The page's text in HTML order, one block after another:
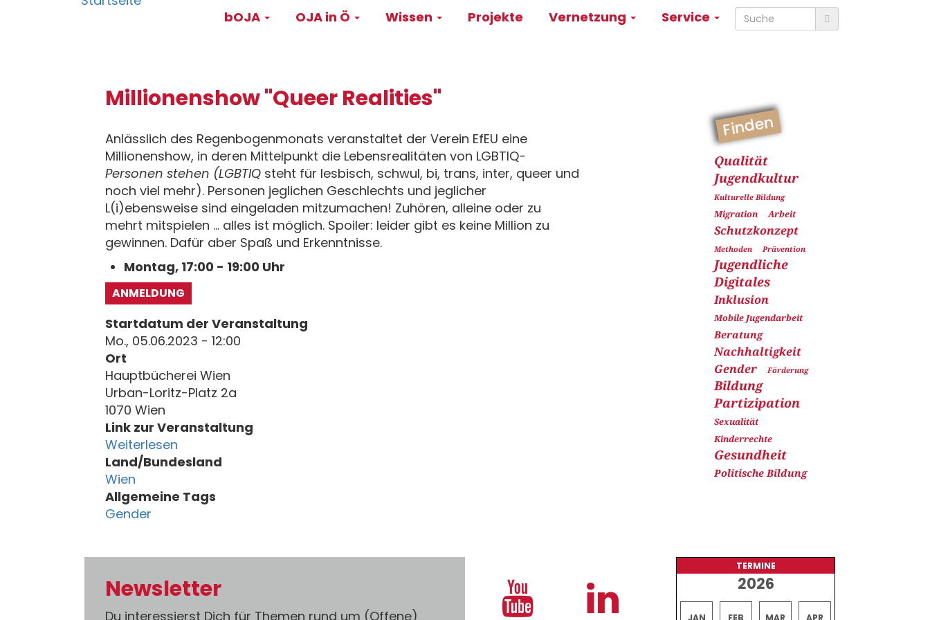
Main
bOJA OJA in Ö Wissen Projekte Vernetzung Service
Millionenshow "Queer Realities"
Anlässlich des Regenbogenmonats veranstaltet der Verein EfEU eine
Millionenshow, in deren Mittelpunkt die Lebensrealitäten von LGBTIQ-
Personen stehen (LGBTIQ steht für lesbisch, schwul, bi, trans, inter, queer und
noch viel mehr). Personen jeglichen Geschlechts und jeglicher
L(i)ebensweise sind eingeladen mitzumachen! Zuhören, alleine oder zu
mehrt mitspielen ... alles ist möglich. Spoiler: leider gibt es keine Million zu
gewinnen. Dafür aber Spaß und Erkenntnisse.
Montag, 17:00 - 19:00 Uhr
ANMELDUNG
Startdatum der Veranstaltung
Mo., 05.06.2023 - 12:00
Ort
Hauptbücherei Wien
Urban-Loritz-Platz 2a
1070 Wien
Link zur Veranstaltung
Weiterlesen
Land/Bundesland
Wien
Allgemeine Tags
Gender
Finden
Qualität
Jugendkultur
Kulturelle Bildung
Migration Arbeit
Schutzkonzept
Methoden Prävention
Jugendliche
Digitales
Inklusion
Mobile Jugendarbeit
Beratung
Nachhaltigkeit
Gender
Förderung
Bildung
Partizipation
Sexualität
Kinderrechte
Gesundheit
Politische Bildung
Newsletter
Du interessierst Dich für Themen rund um (Offene)
TERMINE
2026
JAN FEB MAR APR